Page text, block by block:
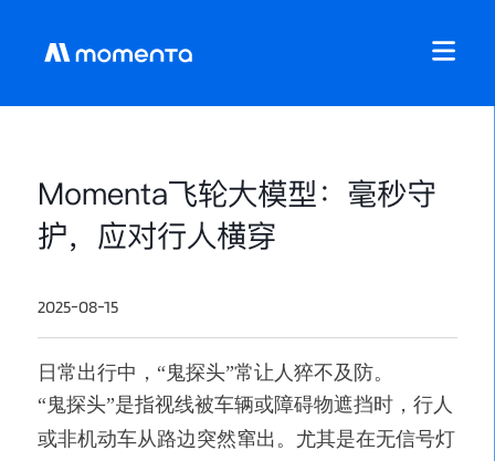
Momenta飞轮大模型：毫秒守
护，应对行人横穿
2025-08-15
日常出行中，“鬼探头”常让人猝不及防。
“鬼探头”是指视线被车辆或障碍物遮挡时，行人
或非机动车从路边突然窜出。尤其是在无信号灯